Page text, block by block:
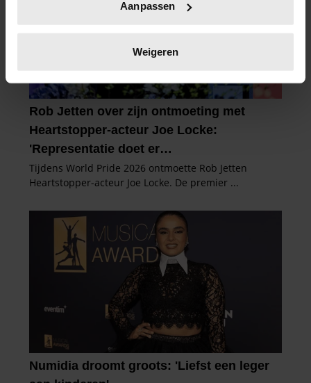
scannen op specifieke eigenschappen (fingerprinting)
verwerkt en stel uw voorkeuren in het
intrekken in de Cookieverklaring.
We gebruiken cookies om content en advertenties te
personaliseren, om functies voor social media te bieden
en om ons websiteverkeer te analyseren. Ook delen we
informatie over uw gebruik van onze site met onze
partners voor social media, adverteren en analyse. Deze
informatie die u aan ze heeft verstrekt of die ze hebben
verzameld op basis van uw gebruik van hun services. U
gaat akkoord met onze cookies als u onze website blijft
gebruiken.
Aanpassen
Weigeren